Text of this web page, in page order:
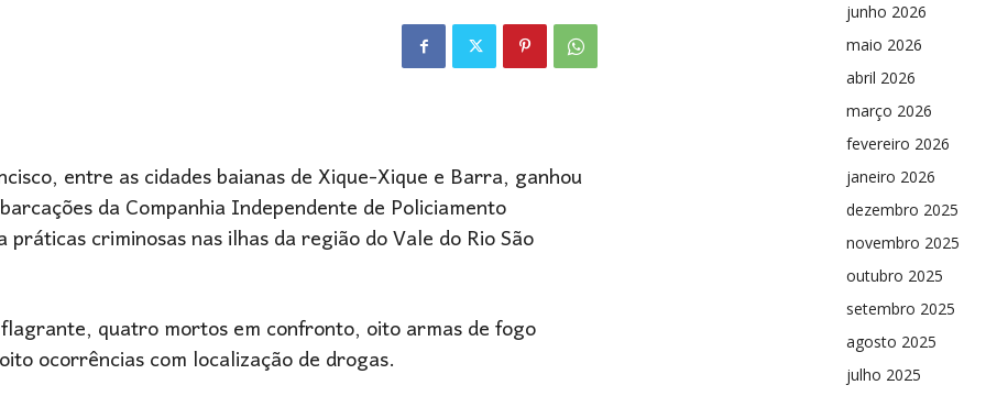
entre as cidades baianas de Xique-Xique e Barra, ganhou
da Companhia Independente de Policiamento
criminosas nas ilhas da região do Vale do Rio São
quatro mortos em confronto, oito armas de fogo
ocorrências com localização de drogas.
junho 2026
maio 2026
abril 2026
março 2026
fevereiro 2026
janeiro 2026
dezembro 2025
novembro 2025
outubro 2025
setembro 2025
agosto 2025
julho 2025